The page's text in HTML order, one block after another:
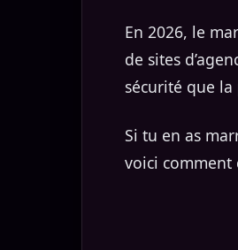
En 2026, le
de sites
sécurité que
Si tu en as
voici